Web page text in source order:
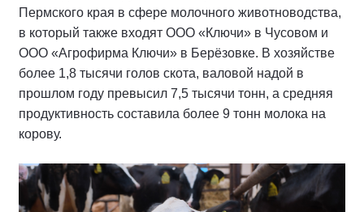
Пермского края в сфере молочного животноводства,
в который также входят ООО «Ключи» в Чусовом и
ООО «Агрофирма Ключи» в Берёзовке. В хозяйстве
более 1,8 тысячи голов скота, валовой надой в
прошлом году превысил 7,5 тысячи тонн, а средняя
продуктивность составила более 9 тонн молока на
корову.